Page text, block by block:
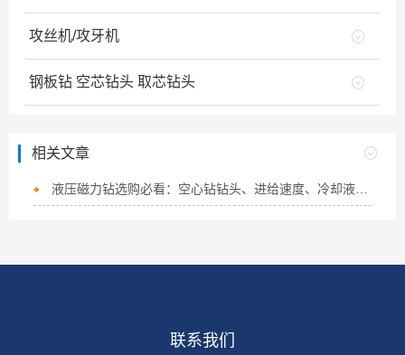
攻丝机/攻牙机
钢板钻 空芯钻头 取芯钻头
相关文章
联系我们